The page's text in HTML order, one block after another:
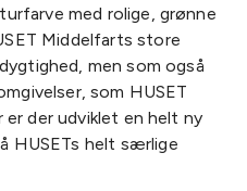
med rolige, grønne
Middelfarts store
men som også
som HUSET
er der udviklet en helt ny
HUSETs helt særlige